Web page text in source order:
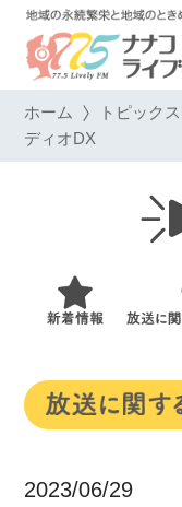
ホーム トピックス
ディオDX
2023/06/29